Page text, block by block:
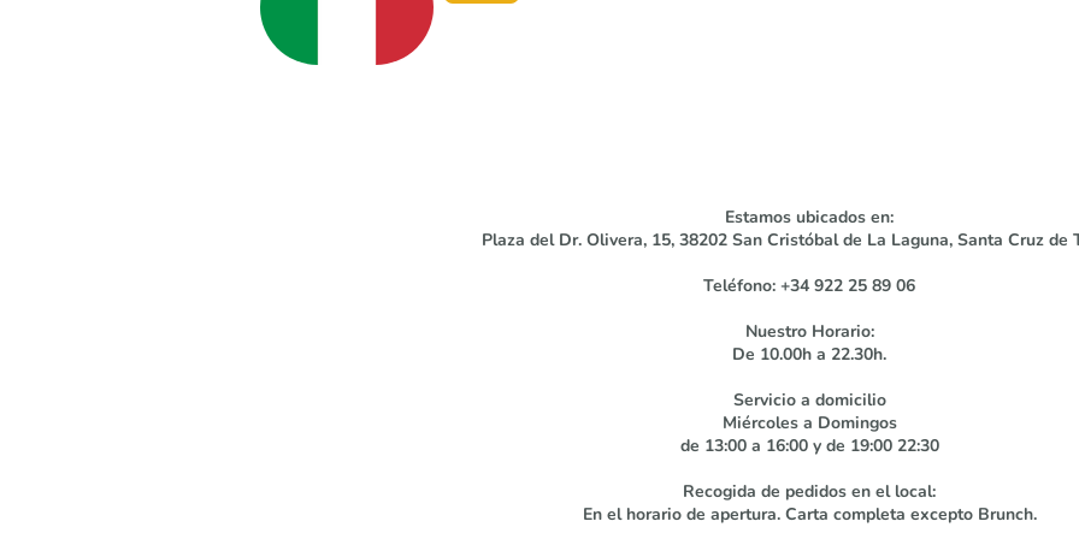
Estamos ubicados en:
Plaza del Dr. Olivera, 15, 38202 San Cristóbal de La Laguna, Santa Cruz de
Teléfono: +34 922 25 89 06
Nuestro Horario:
De 10.00h a 22.30h.
Servicio a domicilio
Miércoles a Domingos
de 13:00 a 16:00 y de 19:00 22:30
Recogida de pedidos en el local:
En el horario de apertura. Carta completa excepto Brunch.